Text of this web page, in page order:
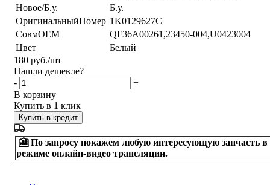
Новое/Б.у.
Б.у.
ОригинальныйНомер 1K0129627C
СовмОЕМ
QF36A00261,23450-004,U0423004
Цвет
Белый
180 руб./шт
Нашли дешевле?
-
+
В корзину
Купить в 1 клик
Купить в кредит
🎦 По запросу покажем любую интересующую запчасть в
режиме онлайн-видео трансляции.